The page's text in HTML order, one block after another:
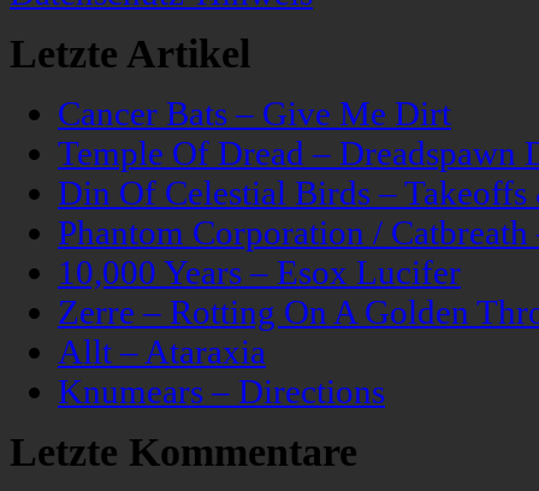
Letzte Artikel
Cancer Bats – Give Me Dirt
Temple Of Dread – Dreadspawn
Din Of Celestial Birds –
Phantom Corporation /
10,000 Years – Esox Lucifer
Zerre – Rotting On A Golden
Allt – Ataraxia
Knumears – Directions
Letzte Kommentare